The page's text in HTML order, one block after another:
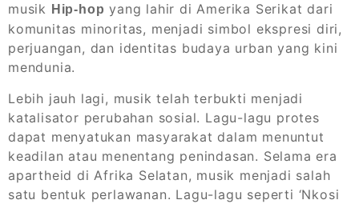
musik
Hip-hop yang lahir di Amerika Serikat dari
komunitas minoritas, menjadi simbol ekspresi diri,
perjuangan, dan identitas budaya urban yang kini
mendunia.
Lebih jauh lagi, musik telah terbukti menjadi
katalisator perubahan sosial. Lagu-lagu protes
dapat menyatukan masyarakat dalam menuntut
keadilan atau menentang penindasan. Selama era
apartheid di Afrika Selatan, musik menjadi salah
satu bentuk perlawanan. Lagu-lagu seperti ‘Nkosi